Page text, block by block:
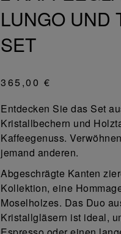
LUNGO UND
SET
365,00 €
Entdecken Sie das Set
Kristallbechern und
Kaffeegenuss.
jemand anderen.
Abgeschrägte Kanten
Kollektion, eine
Moselholzes. Das Duo
Kristallgläsern ist ideal,